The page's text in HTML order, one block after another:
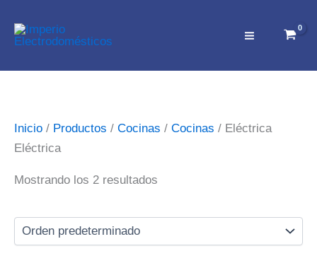
contenido
Inicio / Productos / Cocinas / Cocinas / Eléctrica
Eléctrica
Mostrando los 2 resultados